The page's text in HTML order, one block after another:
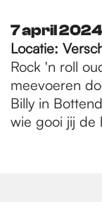
7 april
Locatie:
Rock 'n roll
meevoeren
Billy in
wie gooi jij de